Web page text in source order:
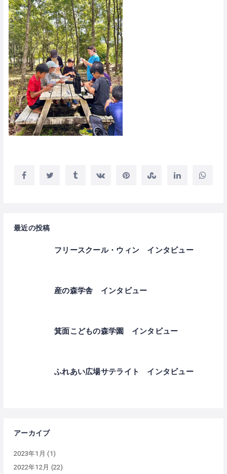
最近の投稿
フリースクール・ウィン インタビュー
産の森学舎 インタビュー
箕面こどもの森学園 インタビュー
ふれあい広場サテライト インタビュー
アーカイブ
2023年1月 (1)
2022年12月 (22)